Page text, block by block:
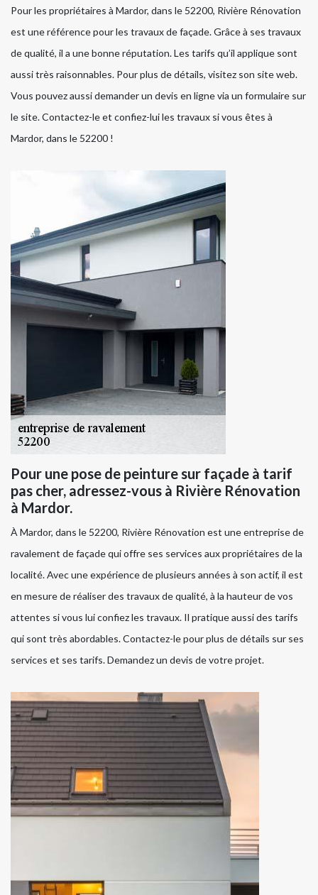
Pour les propriétaires à Mardor, dans le 52200, Rivière Rénovation
est une référence pour les travaux de façade. Grâce à ses travaux
de qualité, il a une bonne réputation. Les tarifs qu’il applique sont
aussi très raisonnables. Pour plus de détails, visitez son site web.
Vous pouvez aussi demander un devis en ligne via un formulaire sur
le site. Contactez-le et confiez-lui les travaux si vous êtes à
Mardor, dans le 52200 !
Pour une pose de peinture sur façade à tarif
pas cher, adressez-vous à Rivière Rénovation
à Mardor.
À Mardor, dans le 52200, Rivière Rénovation est une entreprise de
ravalement de façade qui offre ses services aux propriétaires de la
localité. Avec une expérience de plusieurs années à son actif, il est
en mesure de réaliser des travaux de qualité, à la hauteur de vos
attentes si vous lui confiez les travaux. Il pratique aussi des tarifs
qui sont très abordables. Contactez-le pour plus de détails sur ses
services et ses tarifs. Demandez un devis de votre projet.